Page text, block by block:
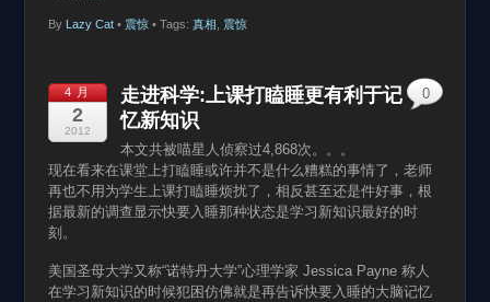
By Lazy Cat• 震惊 • Tags: 真相 震惊
4 月
2
2012
走进科学:上课打瞌睡更有利于记
忆新知识
本文共被喵星人侦察过4,868次。。。
现在看来在课堂上打瞌睡或许并不是什么糟糕的事情了，老师
再也不用为学生上课打瞌睡烦扰了，相反甚至还是件好事，根
据最新的调查显示快要入睡那种状态是学习新知识最好的时
刻。
美国圣母大学又称“诺特丹大学”心理学家 Jessica Payne 称人
在学习新知识的时候犯困仿佛就是再告诉快要入睡的大脑记忆
0